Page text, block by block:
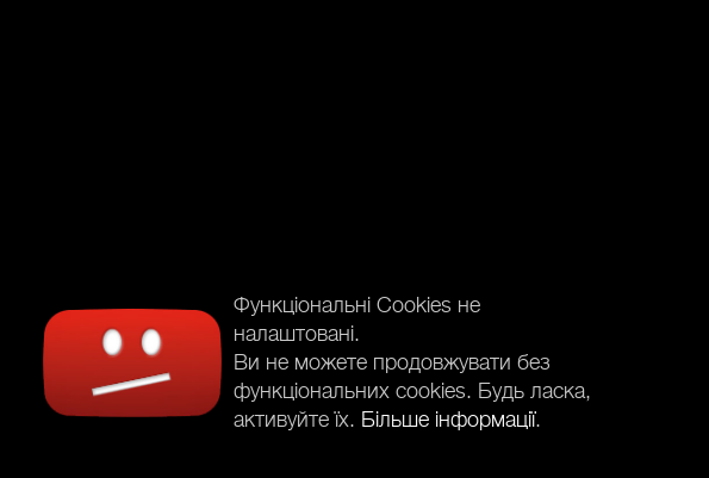
Функціональні Cookies не
налаштовані.
Ви не можете продовжувати без
функціональних cookies. Будь ласка,
активуйте їх. Більше інформації.